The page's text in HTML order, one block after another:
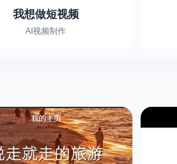
我想做短视频
AI视频制作